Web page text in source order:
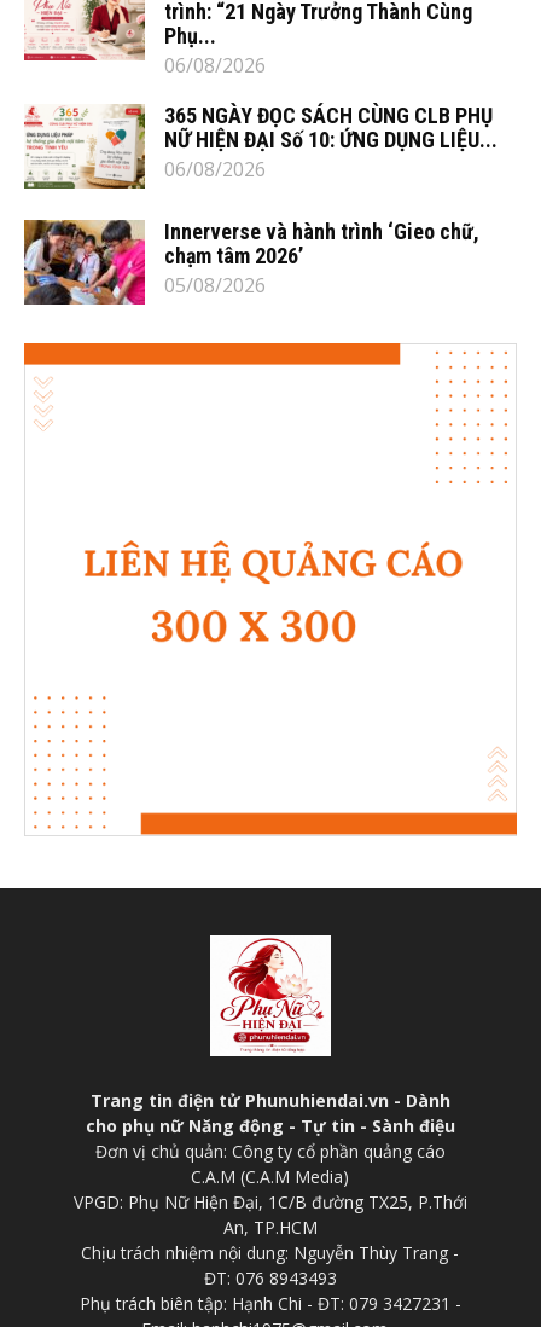
trình: “21 Ngày Trưởng Thành Cùng
Phụ...
06/08/2026
365 NGÀY ĐỌC SÁCH CÙNG CLB PHỤ
NỮ HIỆN ĐẠI Số 10: ỨNG DỤNG LIỆU...
06/08/2026
Innerverse và hành trình ‘Gieo chữ,
chạm tâm 2026’
05/08/2026
Trang tin điện tử Phunuhiendai.vn - Dành
cho phụ nữ Năng động - Tự tin - Sành điệu
Đơn vị chủ quản: Công ty cổ phần quảng cáo
C.A.M (C.A.M Media)
VPGD: Phụ Nữ Hiện Đại, 1C/B đường TX25, P.Thới
An, TP.HCM
Chịu trách nhiệm nội dung: Nguyễn Thùy Trang -
ĐT: 076 8943493
Phụ trách biên tập: Hạnh Chi - ĐT: 079 3427231 -